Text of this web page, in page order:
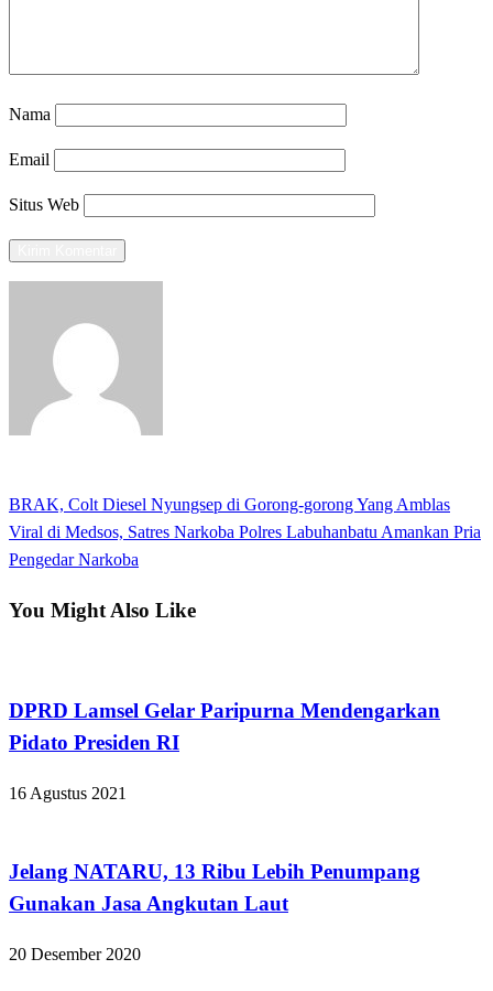
Nama
Email
Situs Web
Navigasi
pos
Previous
Post
BRAK, Colt Diesel Nyungsep di Gorong-gorong Yang Amblas
Next
Post
Viral di Medsos, Satres Narkoba Polres Labuhanbatu Amankan Pria
Pengedar Narkoba
You Might Also Like
DPRD Lamsel Gelar Paripurna Mendengarkan
Pidato Presiden RI
16 Agustus 2021
Jelang NATARU, 13 Ribu Lebih Penumpang
Gunakan Jasa Angkutan Laut
20 Desember 2020